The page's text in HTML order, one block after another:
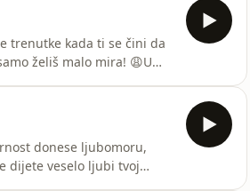
trenutke kada ti se čini da
želiš malo mira! 😩U
donese ljubomoru,
dijete veselo ljubi tvoj